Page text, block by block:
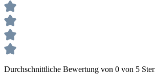
Durchschnittliche Bewertung von 0 von 5